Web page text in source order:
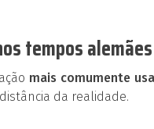
tempos
mais comumente
da realidade.